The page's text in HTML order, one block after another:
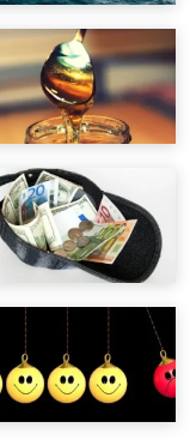
לכל